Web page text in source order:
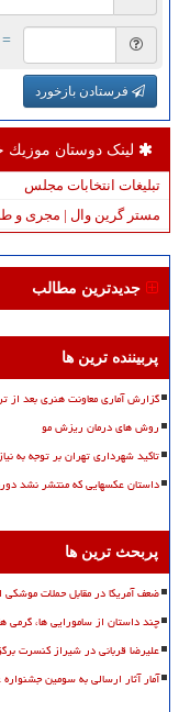
= ۸ بعلاوه ۵
فرستادن بازخورد
لینک دوستان موزیك
تبلیغات انتخابات مجلس
مستر گرین وال | مجری و
جدیدترین مطالب
پربیننده ترین ها
گزارش آماری معاونت هنری بعد از ترک مخاصمه
روش های درمان ریزش مو
تاکید شهرداری تهران بر توجه به
داستان عکسهایی که منتشر نشد
پربحث ترین ها
ضعف آمریکا در مقابل حملات
چند داستان از سامورایی ها،
علیرضا قربانی در شیراز کنسرت
آمار آثار ارسالی به سومین